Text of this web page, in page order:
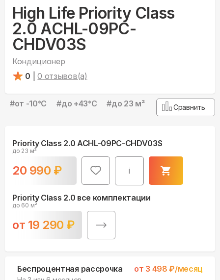
High Life Priority Class
2.0 ACHL-09PC-
CHDV03S
Кондиционер
0
0 отзывов(а)
#от -10°С #до +43°С #до 23 м² Сравнить
Priority Class 2.0 ACHL-09PC-CHDV03S
до 23 м²
20 990 ₽ i
Priority Class 2.0 все комплектации
до 60 м²
от 19 290 ₽
Беспроцентная рассрочка от 3 498 ₽/месяц